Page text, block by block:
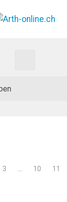
3 … 10 11